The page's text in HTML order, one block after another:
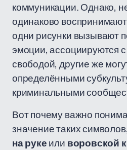
коммуникации. Однако,
одинаково
одни рисунки вызывают
эмоции, ассоциируются
свободой, другие же
определёнными
криминальными
Вот почему важно
значение таких
на рукеили воровской